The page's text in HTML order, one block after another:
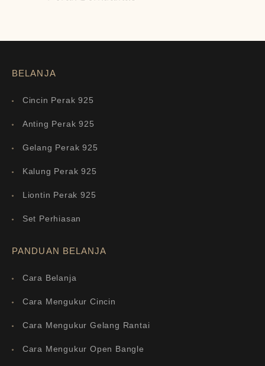
BELANJA
Cincin Perak 925
Anting Perak 925
Gelang Perak 925
Kalung Perak 925
Liontin Perak 925
Set Perhiasan
PANDUAN BELANJA
Cara Belanja
Cara Mengukur Cincin
Cara Mengukur Gelang Rantai
Cara Mengukur Open Bangle